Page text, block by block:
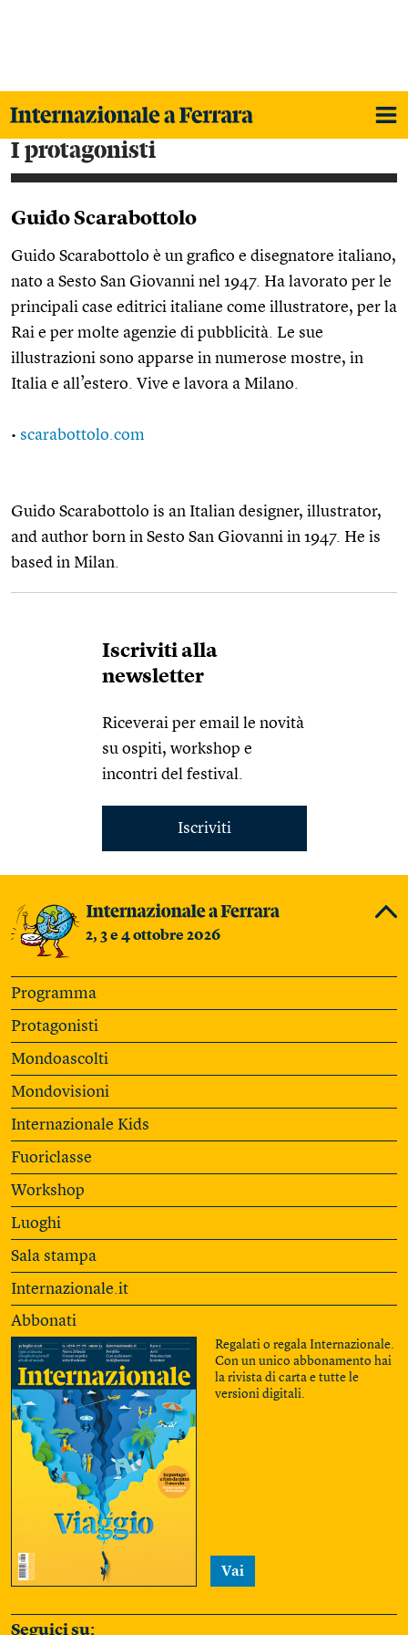
i protagonisti
Guido Scarabottolo
Guido Scarabottolo è un grafico e disegnatore italiano,
nato a Sesto San Giovanni nel 1947. Ha lavorato per le
principali case editrici italiane come illustratore, per la
Rai e per molte agenzie di pubblicità. Le sue
illustrazioni sono apparse in numerose mostre, in
Italia e all’estero. Vive e lavora a Milano.
• scarabottolo.com
Guido Scarabottolo is an Italian designer, illustrator,
and author born in Sesto San Giovanni in 1947. He is
based in Milan.
Iscriviti alla
newsletter
Riceverai per email le novità
su ospiti, workshop e
incontri del festival.
Iscriviti
2, 3 e 4 ottobre 2026
Programma
Protagonisti
Mondoascolti
Mondovisioni
Internazionale Kids
Fuoriclasse
Workshop
Luoghi
Sala stampa
Internazionale.it
Abbonati
Regalati o regala Internazionale.
Con un unico abbonamento hai
la rivista di carta e tutte le
versioni digitali.
Vai
Seguici su: